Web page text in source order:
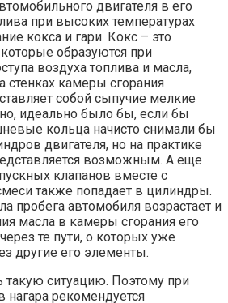
двигателя в его
при высоких температурах
кокса и гари. Кокс – это
образуются при
воздуха топлива и масла,
камеры сгорания
собой сыпучие мелкие
идеально было бы, если бы
кольца начисто снимали бы
двигателя, но на практике
возможным. А еще
клапанов вместе с
также попадает в цилиндры.
пробега автомобиля возрастает и
масла в камеры сгорания его
те пути, о которых уже
другие его элементы.
такую ситуацию. Поэтому при
нагара рекомендуется